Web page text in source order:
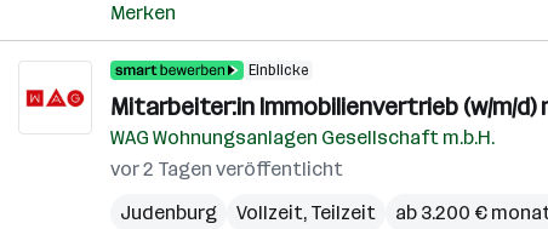
Merken
Einblicke
Mitarbeiter:in Immobilienvertrieb (w/m/
WAG Wohnungsanlagen Gesellschaft m.b.H.
vor 2 Tagen veröffentlicht
Judenburg
Vollzeit, Teilzeit ab 3.200 €